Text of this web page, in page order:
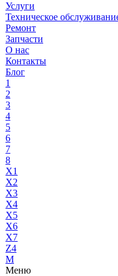
Услуги
Техническое
Ремонт
Запчасти
О нас
Контакты
Блог
1
2
3
4
5
6
7
8
X1
X2
X3
X4
X5
X6
X7
Z4
М
Меню